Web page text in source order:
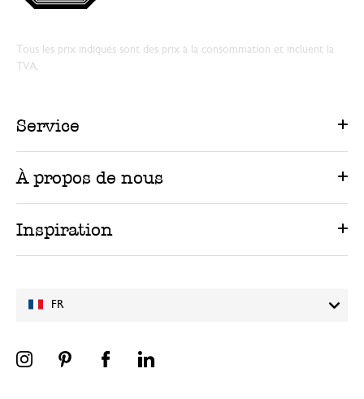
FR
Tous les prix indiqués sont des prix à la consommation et incluent la
TVA.
Service
À propos de nous
Inspiration